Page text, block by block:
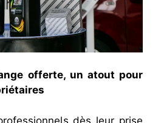
offerte, un atout pour
dès leur prise